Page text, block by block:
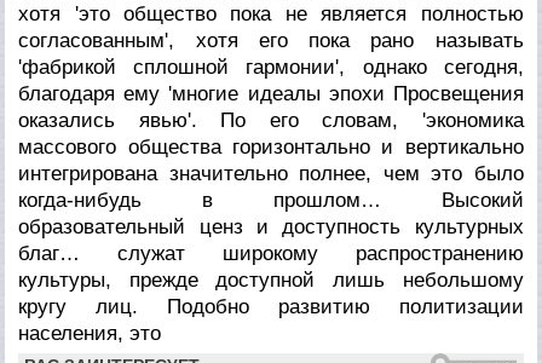
хотя 'это общество пока не является полностью
согласованным', хотя его пока рано называть
'фабрикой сплошной гармонии', однако сегодня,
благодаря ему 'многие идеалы эпохи Просвещения
оказались явью'. По его словам, 'экономика
массового общества горизонтально и вертикально
интегрирована значительно полнее, чем это было
когда-нибудь в прошлом… Высокий
образовательный ценз и доступность культурных
благ… служат широкому распространению
культуры, прежде доступной лишь небольшому
кругу лиц. Подобно развитию политизации
населения, это